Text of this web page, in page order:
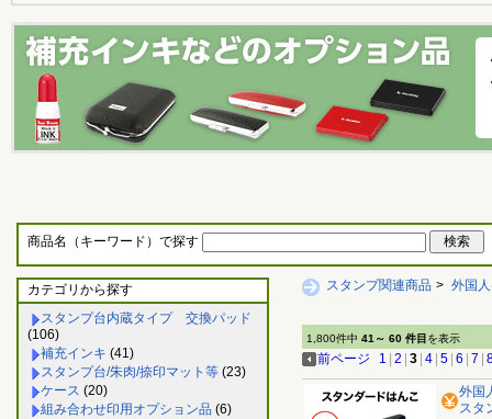
商品名（キーワード）で探す
カテゴリから探す
スタンプ台内蔵タイプ 交換パッド
(106)
補充インキ (41)
スタンプ台/朱肉/捺印マット等 (23)
ケース (20)
組み合わせ印用オプション品 (6)
スタンプ関連商品 > 外国
1,800件中 41～ 60 件目 を表示
前ページ 1 2 3 4 5 6 7
外国
スタ